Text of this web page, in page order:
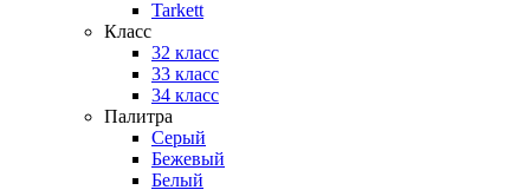
Tarkett
Класс
32 класс
33 класс
34 класс
Палитра
Серый
Бежевый
Белый